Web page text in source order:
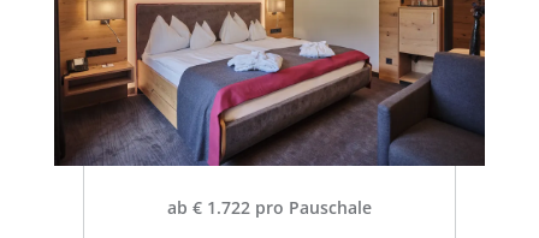
ab € 1.722 pro Pauschale